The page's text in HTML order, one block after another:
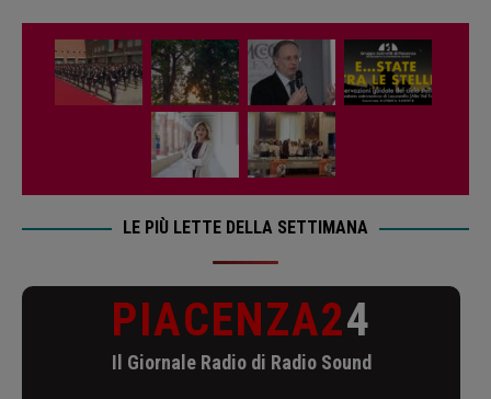
LE PIÙ LETTE DELLA SETTIMANA
PIACENZA24
Il Giornale Radio di Radio Sound